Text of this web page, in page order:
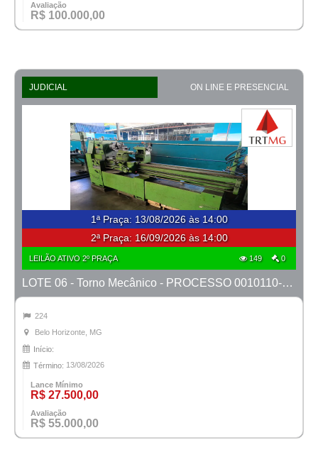
Avaliação
R$ 100.000,00
JUDICIAL ON LINE E PRESENCIAL
1ª Praça: 13/08/2026 às 14:00
2ª Praça: 16/09/2026 às 14:00
LEILÃO ATIVO 2º PRAÇA 149 0
LOTE 06 - Torno Mecânico - PROCESSO 0010110-62.2021-42ª BH
224
Belo Horizonte, MG
Início:
Término: 13/08/2026
Lance Mínimo
R$ 27.500,00
Avaliação
R$ 55.000,00